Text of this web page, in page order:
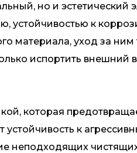
но и эстетический
устойчивостью к
материала, уход за
испортить внешний
которая
к
неподходящих